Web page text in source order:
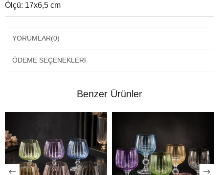
Ölçü: 17x6,5 cm
YORUMLAR(0)
ÖDEME SEÇENEKLERI
Benzer Ürünler